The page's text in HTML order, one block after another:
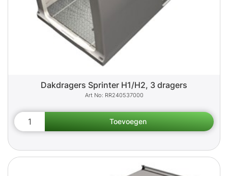
Dakdragers Sprinter H1/H2, 3 dragers
RR240537000